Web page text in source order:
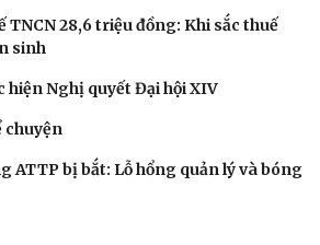
TNCN 28,6 triệu đồng: Khi sắc thuế
sinh
hiện Nghị quyết Đại hội XIV
chuyện
ATTP bị bắt: Lỗ hổng quản lý và bóng